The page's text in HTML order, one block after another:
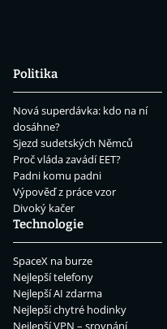
Politika
Nová superdávka: kdo na ní
dosáhne?
Sjezd sudetských Němců
Proč vláda zavádí EET?
Padni komu padni
Výpověď z práce vzor
Divoký kačer
Technologie
SpaceX na burze
Nejlepší telefony
Nejlepší AI zdarma
Nejlepší chytré hodinky
Nejlepší VPN – srovnání